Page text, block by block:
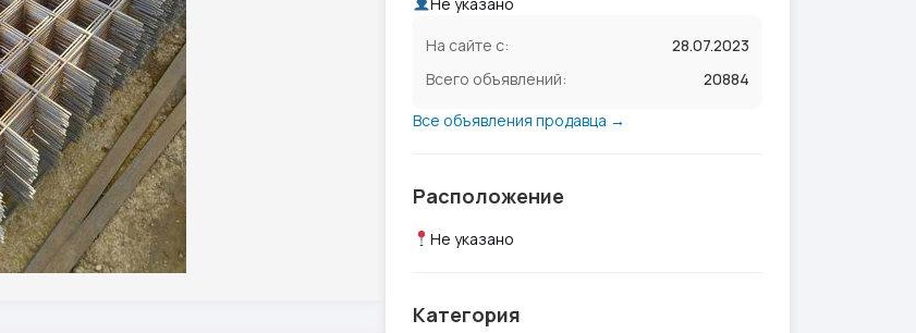
На сайте с:
28.07.2023
Всего объявлений:
20884
Все объявления продавца →
Расположение
Не указано
Категория